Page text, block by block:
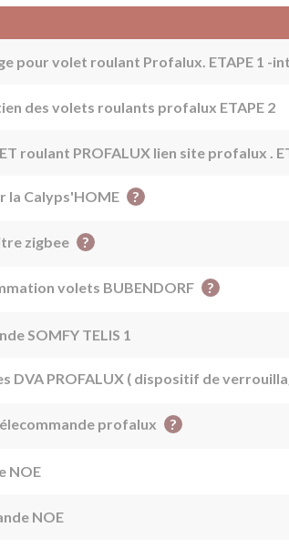
pour volet roulant Profalux. ETAPE 1 -
des volets roulants profalux ETAPE 2
roulant PROFALUX lien site profalux .
la Calyps'HOME ?
zigbee ?
volets BUBENDORF ?
SOMFY TELIS 1
DVA PROFALUX ( dispositif de
profalux ?
NOE
NOE